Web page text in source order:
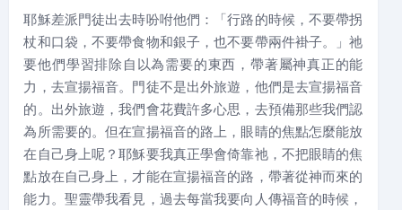
耶穌差派門徒出去時吩咐他們：「行路的時候，不要帶拐
杖和口袋，不要帶食物和銀子，也不要帶兩件褂子。」祂
要他們學習排除自以為需要的東西，帶著屬神真正的能
力，去宣揚福音。門徒不是出外旅遊，他們是去宣揚福音
的。出外旅遊，我們會花費許多心思，去預備那些我們認
為所需要的。但在宣揚福音的路上，眼睛的焦點怎麼能放
在自己身上呢？耶穌要我真正學會倚靠祂，不把眼睛的焦
點放在自己身上，才能在宣揚福音的路，帶著從神而來的
能力。聖靈帶我看見，過去每當我要向人傳福音的時候，